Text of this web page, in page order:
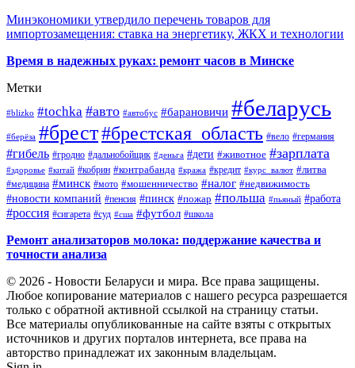
Минэкономики утвердило перечень товаров для
импортозамещения: ставка на энергетику, ЖКХ и технологии
Время в надежных руках: ремонт часов в Минске
Метки
#blizko #tochka #авто #автобус #барановичи #беларусь
#берёза #брест#брестская_область #вело #германия
#гибель #гродно #дальнобойщик #деньга #дети #животное #зарплата
#здоровье #китай #кобрин #контрабанда #кража #кредит #курс_валют #литва
#медицина #минск #мото #мошенничество #налог #недвижимость
#новости компаний #пенсия #пинск #пожар #польша #пьяный #работа
#россия #сигарета #суд #сша #футбол #школа
Ремонт анализаторов молока: поддержание качества и
точности анализа
© 2026 - Новости Беларуси и мира. Все права защищены.
Любое копирование материалов с нашего ресурса разрешается
только с обратной активной ссылкой на страницу статьи.
Все материалы опубликованные на сайте взяты с открытых
источников и других порталов интернета, все права на
авторство принадлежат их законным владельцам.